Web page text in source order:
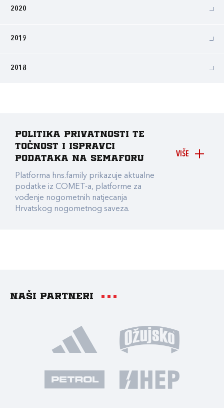
2020
2019
2018
VIŠE
Politika privatnosti te
točnost i ispravci
podataka na Semaforu
Platforma hns.family prikazuje aktualne
podatke iz COMET-a, platforme za
vođenje nogometnih natjecanja
Hrvatskog nogometnog saveza.
Naši partneri